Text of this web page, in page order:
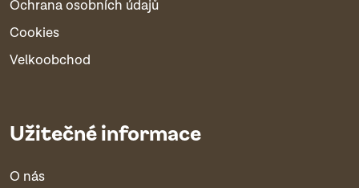
Ochrana osobních údajů
Cookies
Velkoobchod
Užitečné informace
O nás